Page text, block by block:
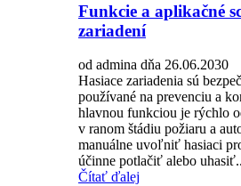
Funkcie a aplikačné
zariadení
od admina dňa 26.06.2030
Hasiace zariadenia sú
používané na prevenciu a
hlavnou funkciou je rýchlo
v ranom štádiu požiaru a
manuálne uvoľniť hasiaci
účinne potlačiť alebo
Čítať ďalej